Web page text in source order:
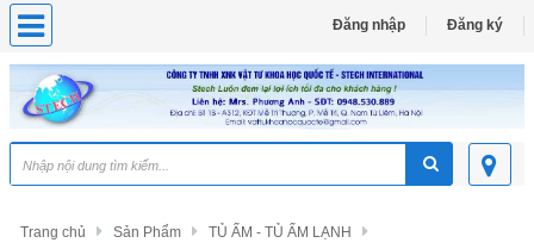
Đăng nhập Đăng ký
Trang chủ Sản Phẩm
TỦ ẤM - TỦ ẤM LẠNH